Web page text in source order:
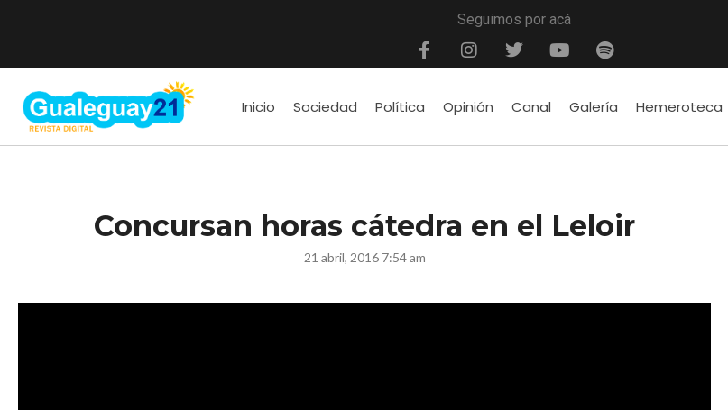
Seguimos por acá
Inicio Sociedad Política Opinión Canal Galería Hemeroteca
Concursan horas cátedra en el Leloir
21 abril, 2016 7:54 am